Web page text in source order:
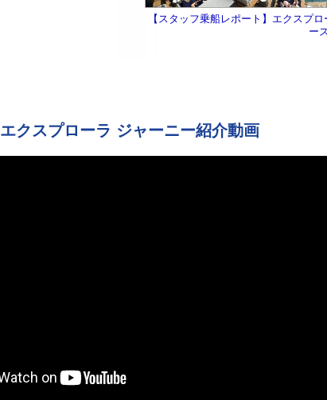
【スタッフ乗船レポート】エクスプ
ー
エクスプローラ ジャーニー紹介動画